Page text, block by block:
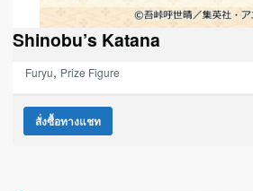
Shinobu’s Katana
Furyu, Prize Figure
สั่งซื้อทางแชท